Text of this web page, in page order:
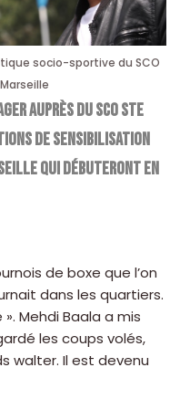
socio-sportive du SCO
auprès du SCO Ste
de sensibilisation
qui débuteront en
de boxe que l’on
dans les quartiers.
Mehdi Baala a mis
les coups volés,
walter. Il est devenu